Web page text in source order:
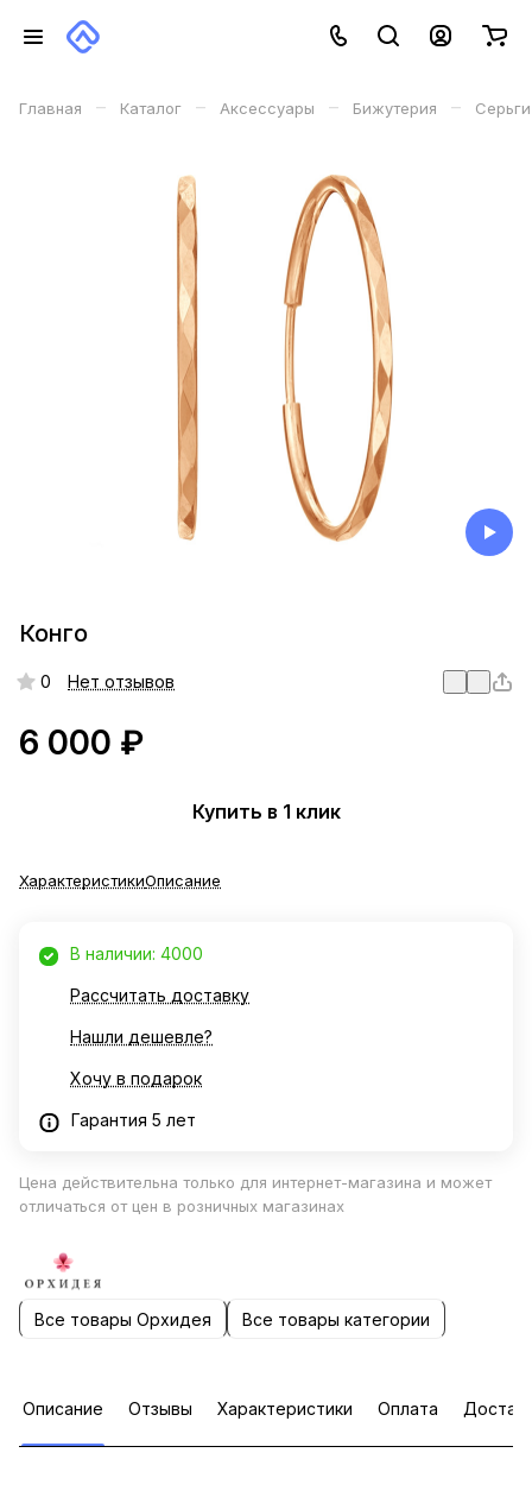
Главная – Каталог – Аксессуары – Бижутерия – Серьги
Конго
0 Нет отзывов
6 000 ₽
Купить в 1 клик
ХарактеристикиОписание
В наличии: 4000
Рассчитать доставку
Нашли дешевле?
Хочу в подарок
Гарантия 5 лет
Цена действительна только для интернет-магазина и может
отличаться от цен в розничных магазинах
Все товары Орхидея Все товары категории
Описание Отзывы Характеристики Оплата